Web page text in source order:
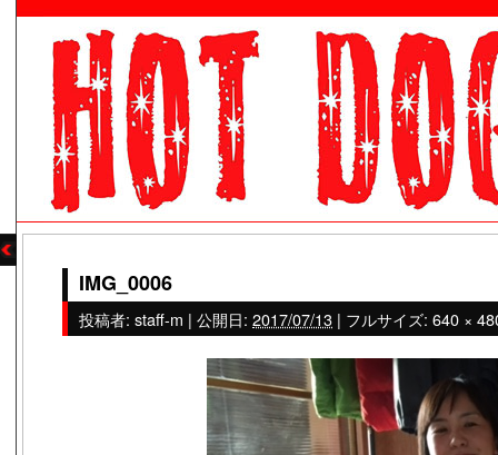
IMG_0006
投稿者: staff-m | 公開日: 2017/07/13 | フルサイズ: 640 ×